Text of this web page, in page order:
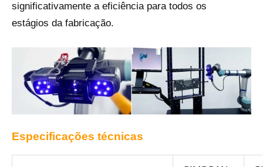
significativamente a eficiência para todos os
estágios da fabricação.
Especificações técnicas